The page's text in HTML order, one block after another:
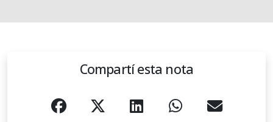
Compartí esta nota